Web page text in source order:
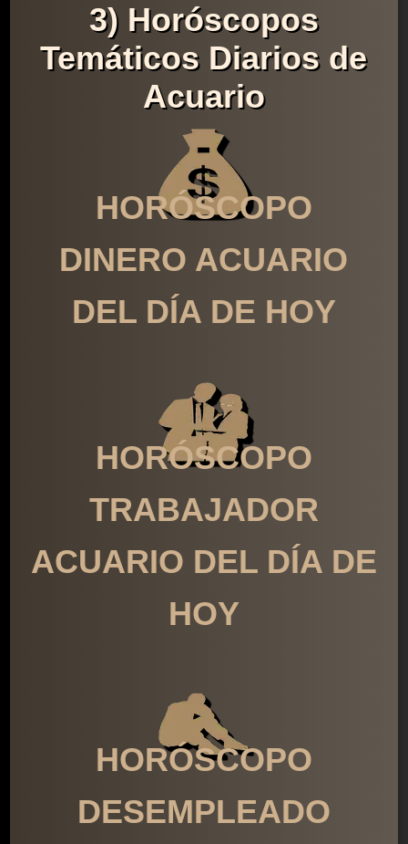
3) Horóscopos
Temáticos Diarios de
Acuario
HORÓSCOPO
DINERO ACUARIO
DEL DÍA DE HOY
HORÓSCOPO
TRABAJADOR
ACUARIO DEL DÍA DE
HOY
HORÓSCOPO
DESEMPLEADO